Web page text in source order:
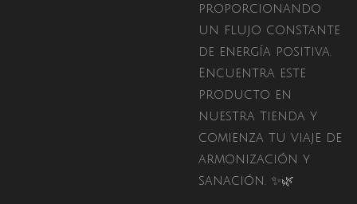
proporcionando
un flujo constante
de energía positiva.
Encuentra este
producto en
nuestra tienda y
comienza tu viaje de
armonización y
sanación. ✨🌿